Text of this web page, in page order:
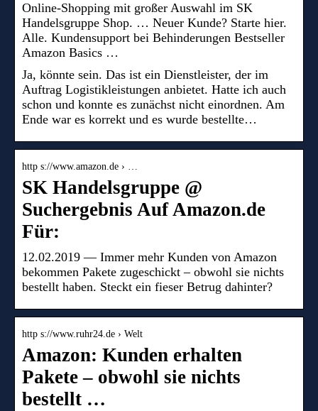
Online-Shopping mit großer Auswahl im SK
Handelsgruppe Shop. … Neuer Kunde? Starte hier.
Alle. Kundensupport bei Behinderungen Bestseller
Amazon Basics …
Ja, könnte sein. Das ist ein Dienstleister, der im
Auftrag Logistikleistungen anbietet. Hatte ich auch
schon und konnte es zunächst nicht einordnen. Am
Ende war es korrekt und es wurde bestellte…
http s://www.amazon.de › …
SK Handelsgruppe @
Suchergebnis Auf Amazon.de
Für:
12.02.2019 — Immer mehr Kunden von Amazon
bekommen Pakete zugeschickt – obwohl sie nichts
bestellt haben. Steckt ein fieser Betrug dahinter?
http s://www.ruhr24.de › Welt
Amazon: Kunden erhalten
Pakete – obwohl sie nichts
bestellt …